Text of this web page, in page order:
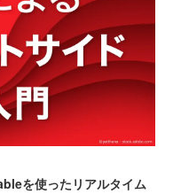
を使ったリアルタイム